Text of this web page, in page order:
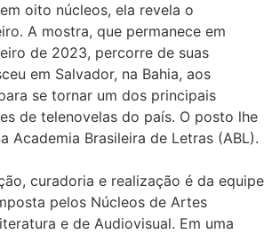
oito núcleos, ela revela o
A mostra, que permanece em
de 2023, percorre de suas
em Salvador, na Bahia, aos
se tornar um dos principais
de telenovelas do país. O posto lhe
Academia Brasileira de Letras (ABL).
curadoria e realização é da equipe
pelos Núcleos de Artes
e de Audiovisual. Em uma